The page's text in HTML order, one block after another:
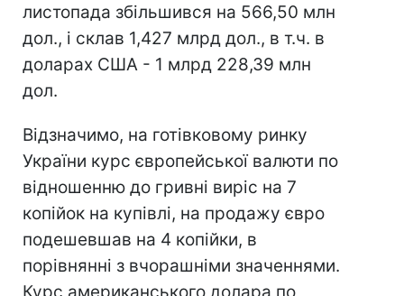
листопада збільшився на 566,50 млн
дол., і склав 1,427 млрд дол., в т.ч. в
доларах США - 1 млрд 228,39 млн
дол.
Відзначимо, на готівковому ринку
України курс європейської валюти по
відношенню до гривні виріс на 7
копійок на купівлі, на продажу євро
подешевшав на 4 копійки, в
порівнянні з вчорашніми значеннями.